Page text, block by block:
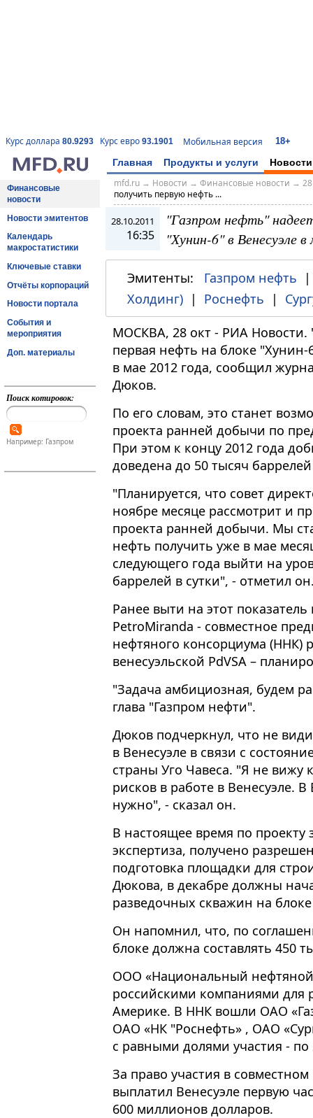
Курс доллара 80.9293 Курс евро 93.1901 Мобильная версия 18+
Главная Продукты и услуги Новости
Финансовые
новости
Новости эмитентов
Календарь
макростатистики
Ключевые ставки
Отчёты корпораций
Новости портала
События и
мероприятия
Доп. материалы
Поиск котировок:
Например: Газпром
mfd.ru→ Новости → Финансовые новости →
получить первую нефть ...
28.10.2011
16:35
"Газпром нефть"
"Хунин-6" в Венесуэле в
Эмитенты: Газпром нефть
Холдинг) | Роснефть |
МОСКВА, 28 окт - РИА Новости.
первая нефть на блоке "Хунин-
в мае 2012 года, сообщил
Дюков.
По его словам, это станет
проекта ранней добычи по
При этом к концу 2012 года
доведена до 50 тысяч баррелей
"Планируется, что совет
ноябре месяце рассмотрит и
проекта ранней добычи. Мы
нефть получить уже в мае
следующего года выйти на
баррелей в сутки", - отметил
Ранее выти на этот
PetroMiranda - совместное
нефтяного консорциума (ННК)
венесуэльской PdVSA –
"Задача амбициозная, будем
глава "Газпром нефти".
Дюков подчеркнул, что не
в Венесуэле в связи с
страны Уго Чавеса. "Я не вижу
рисков в работе в Венесуэле.
нужно", - сказал он.
В настоящее время по проекту
экспертиза, получено
подготовка площадки для
Дюкова, в декабре должны
разведочных скважин на
Он напомнил, что, по
блоке должна составлять 450
ООО «Национальный
российскими компаниями для
Америке. В ННК вошли ОАО
ОАО «НК "Роснефть» , ОАО
с равными долями участия - по
За право участия в
выплатил Венесуэле первую
600 миллионов долларов.